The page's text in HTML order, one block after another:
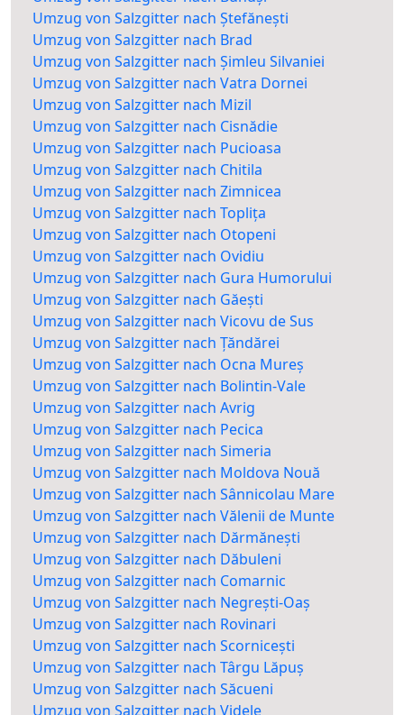
Umzug von Salzgitter nach Ștefănești
Umzug von Salzgitter nach Brad
Umzug von Salzgitter nach Șimleu Silvaniei
Umzug von Salzgitter nach Vatra Dornei
Umzug von Salzgitter nach Mizil
Umzug von Salzgitter nach Cisnădie
Umzug von Salzgitter nach Pucioasa
Umzug von Salzgitter nach Chitila
Umzug von Salzgitter nach Zimnicea
Umzug von Salzgitter nach Toplița
Umzug von Salzgitter nach Otopeni
Umzug von Salzgitter nach Ovidiu
Umzug von Salzgitter nach Gura Humorului
Umzug von Salzgitter nach Găești
Umzug von Salzgitter nach Vicovu de Sus
Umzug von Salzgitter nach Țăndărei
Umzug von Salzgitter nach Ocna Mureș
Umzug von Salzgitter nach Bolintin-Vale
Umzug von Salzgitter nach Avrig
Umzug von Salzgitter nach Pecica
Umzug von Salzgitter nach Simeria
Umzug von Salzgitter nach Moldova Nouă
Umzug von Salzgitter nach Sânnicolau Mare
Umzug von Salzgitter nach Vălenii de Munte
Umzug von Salzgitter nach Dărmănești
Umzug von Salzgitter nach Dăbuleni
Umzug von Salzgitter nach Comarnic
Umzug von Salzgitter nach Negrești-Oaș
Umzug von Salzgitter nach Rovinari
Umzug von Salzgitter nach Scornicești
Umzug von Salzgitter nach Târgu Lăpuș
Umzug von Salzgitter nach Săcueni
Umzug von Salzgitter nach Videle